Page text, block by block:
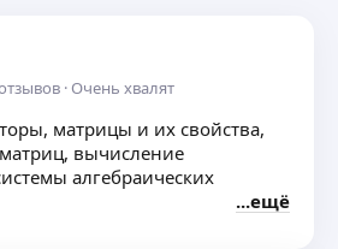
· Очень хвалят
матрицы и их свойства,
вычисление
алгебраических
ещё